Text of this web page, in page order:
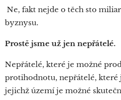
Ne, fakt nejde o těch sto
byznysu.
Prostě jsme už jen nepřátelé.
Nepřátelé, které je možné
protihodnotu, nepřátelé, které
jejichž území je možné